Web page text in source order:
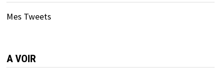
Mes Tweets
A VOIR